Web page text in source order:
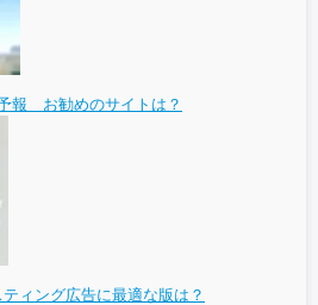
報 お勧めのサイトは？
ィング広告に最適な版は？